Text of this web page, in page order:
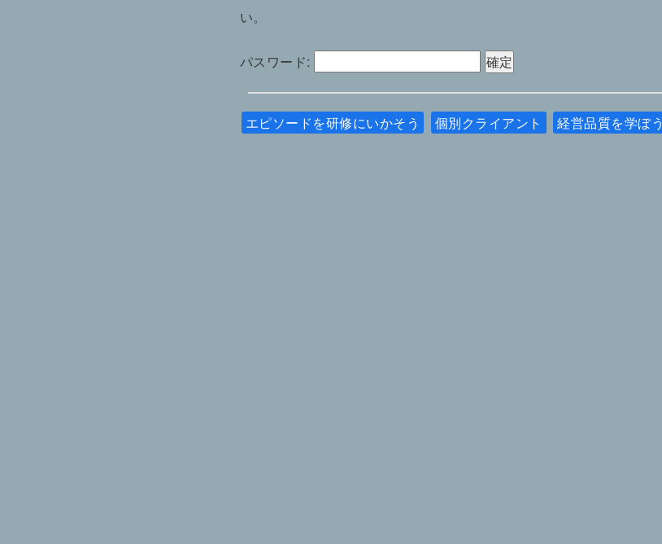
い。
パスワード:
エピソードを研修にいかそう 個別クライアント 経営品質を学ぼう